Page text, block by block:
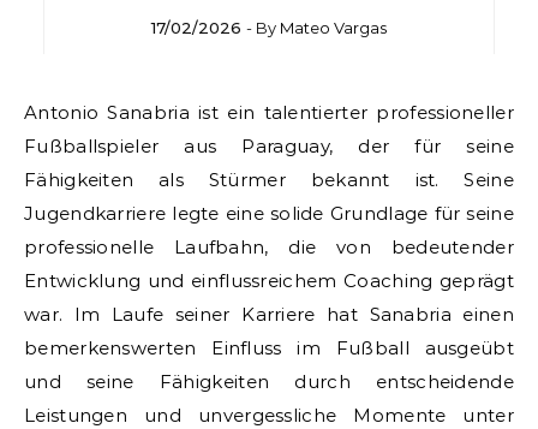
17/02/2026 - By Mateo Vargas
Antonio Sanabria ist ein talentierter professioneller
Fußballspieler aus Paraguay, der für seine
Fähigkeiten als Stürmer bekannt ist. Seine
Jugendkarriere legte eine solide Grundlage für seine
professionelle Laufbahn, die von bedeutender
Entwicklung und einflussreichem Coaching geprägt
war. Im Laufe seiner Karriere hat Sanabria einen
bemerkenswerten Einfluss im Fußball ausgeübt
und seine Fähigkeiten durch entscheidende
Leistungen und unvergessliche Momente unter